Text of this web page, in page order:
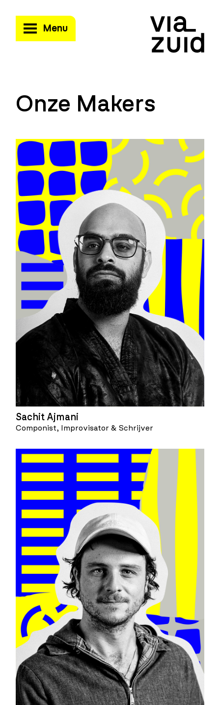
Menu
Onze Makers
Sachit Ajmani
Componist, Improvisator & Schrijver